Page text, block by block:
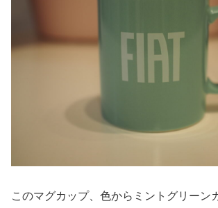
このマグカップ、色からミントグリーン